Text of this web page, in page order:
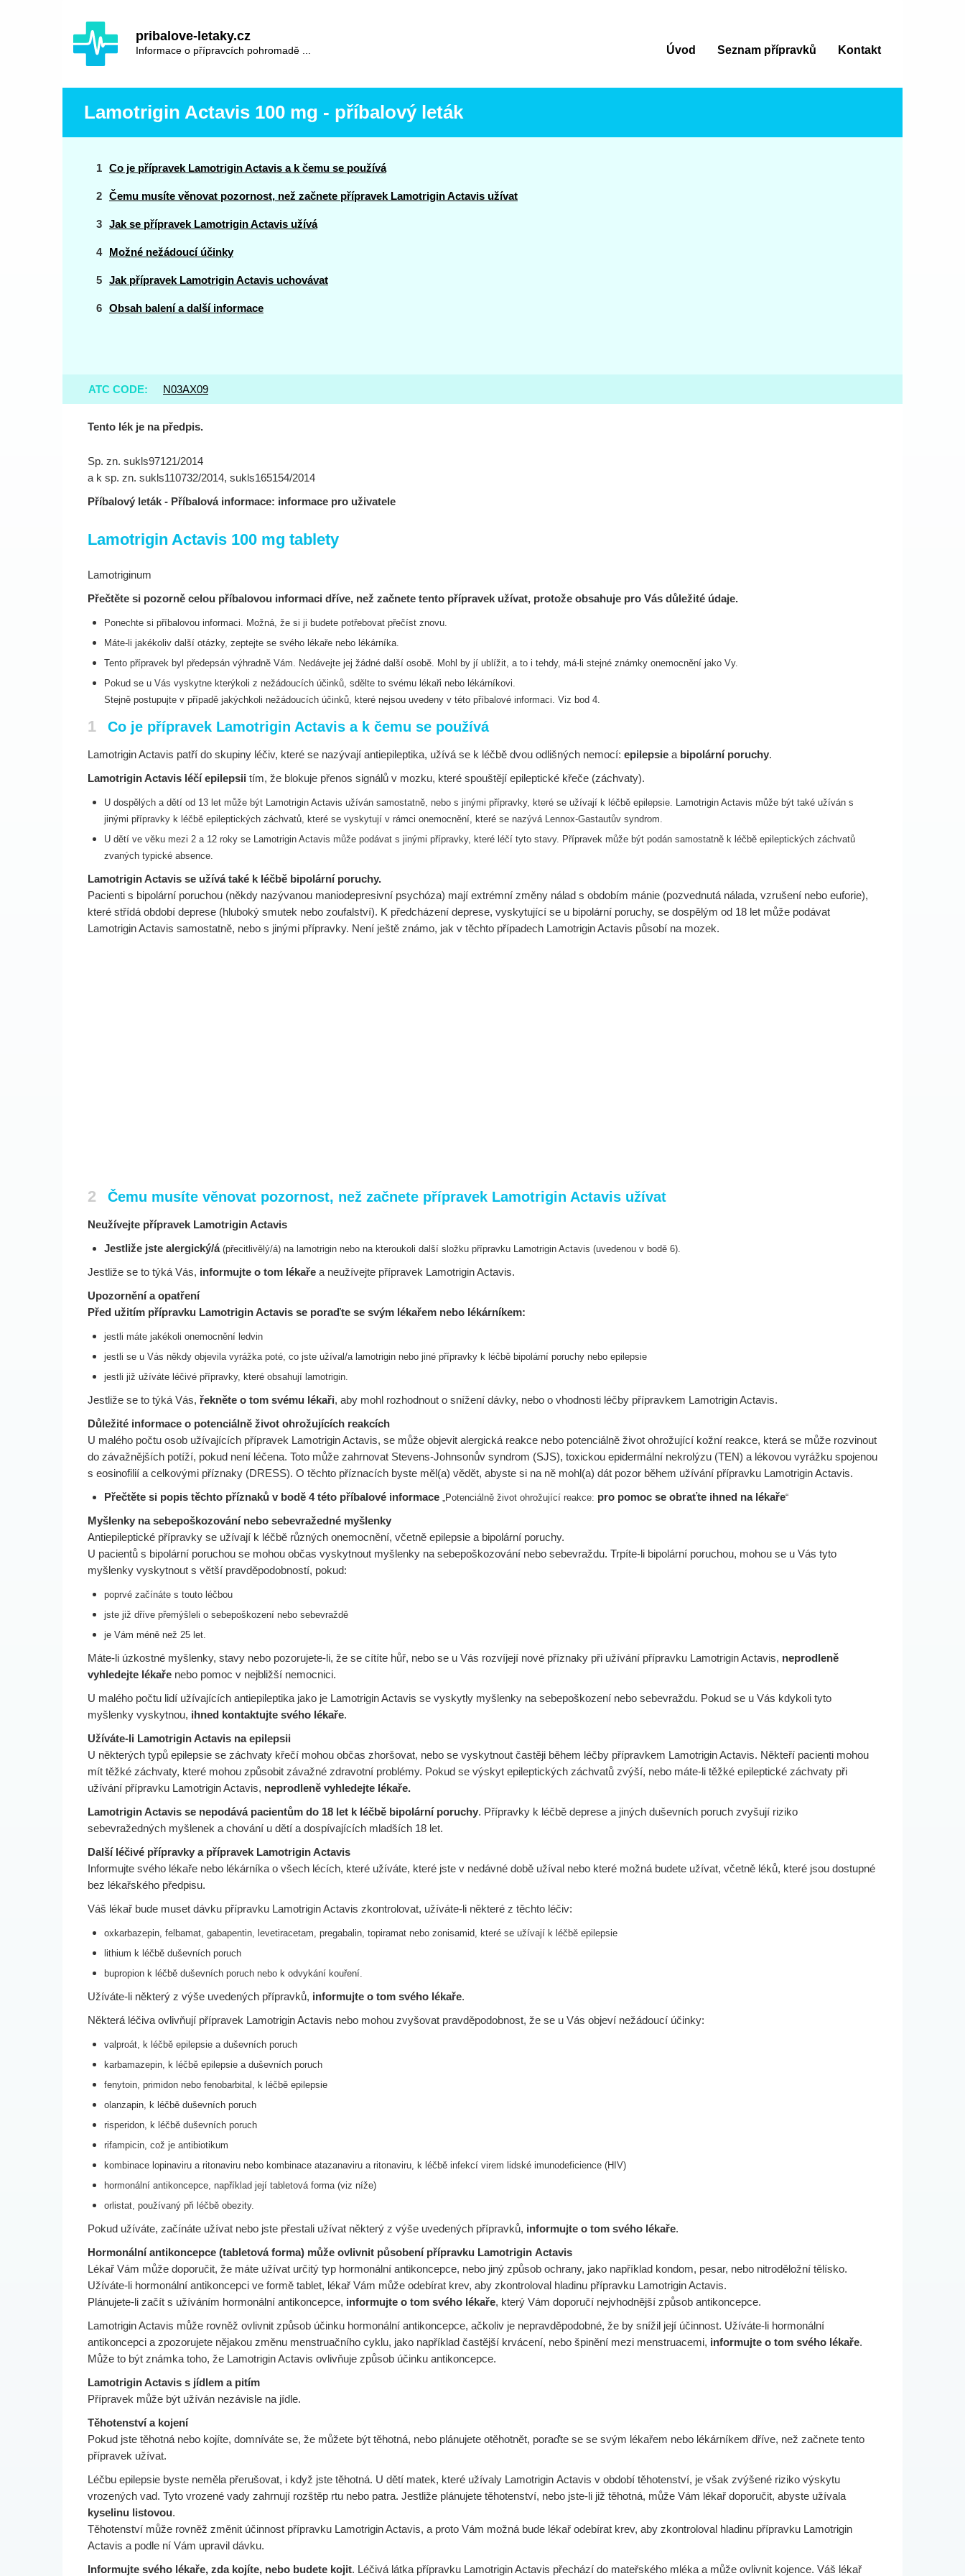
pribalove-letaky.cz
Informace o přípravcích pohromadě ...
Hlavní
navigace
Úvod Seznam přípravků Kontakt
Lamotrigin Actavis 100 mg - příbalový leták
Co je přípravek Lamotrigin Actavis a k čemu se používá
Čemu musíte věnovat pozornost, než začnete přípravek Lamotrigin Actavis užívat
Jak se přípravek Lamotrigin Actavis užívá
Možné nežádoucí účinky
Jak přípravek Lamotrigin Actavis uchovávat
Obsah balení a další informace
ATC CODE: N03AX09
Tento lék je na předpis.
Sp. zn. sukls97121/2014
a k sp. zn. sukls110732/2014, sukls165154/2014
Příbalový leták - Příbalová informace: informace pro uživatele
Lamotrigin Actavis 100 mg tablety
Lamotriginum
Přečtěte si pozorně celou příbalovou informaci dříve, než začnete tento přípravek užívat, protože obsahuje pro Vás důležité údaje.
Ponechte si příbalovou informaci. Možná, že si ji budete potřebovat přečíst znovu.
Máte-li jakékoliv další otázky, zeptejte se svého lékaře nebo lékárníka.
Tento přípravek byl předepsán výhradně Vám. Nedávejte jej žádné další osobě. Mohl by jí ublížit, a to i tehdy, má-li stejné známky onemocnění jako Vy.
Pokud se u Vás vyskytne kterýkoli z nežádoucích účinků, sdělte to svému lékaři nebo lékárníkovi.
Stejně postupujte v případě jakýchkoli nežádoucích účinků, které nejsou uvedeny v této příbalové informaci. Viz bod 4.
1 Co je přípravek Lamotrigin Actavis a k čemu se používá
Lamotrigin Actavis patří do skupiny léčiv, které se nazývají antiepileptika, užívá se k léčbě dvou odlišných nemocí: epilepsie a bipolární poruchy.
Lamotrigin Actavis léčí epilepsii tím, že blokuje přenos signálů v mozku, které spouštějí epileptické křeče (záchvaty).
U dospělých a dětí od 13 let může být Lamotrigin Actavis užíván samostatně, nebo s jinými přípravky, které se užívají k léčbě epilepsie. Lamotrigin Actavis může být také užíván s
jinými přípravky k léčbě epileptických záchvatů, které se vyskytují v rámci onemocnění, které se nazývá Lennox-Gastautův syndrom.
U dětí ve věku mezi 2 a 12 roky se Lamotrigin Actavis může podávat s jinými přípravky, které léčí tyto stavy. Přípravek může být podán samostatně k léčbě epileptických záchvatů
zvaných typické absence.
Lamotrigin Actavis se užívá také k léčbě bipolární poruchy.
Pacienti s bipolární poruchou (někdy nazývanou maniodepresivní psychóza) mají extrémní změny nálad s obdobím mánie (pozvednutá nálada, vzrušení nebo euforie),
které střídá období deprese (hluboký smutek nebo zoufalství). K předcházení deprese, vyskytující se u bipolární poruchy, se dospělým od 18 let může podávat
Lamotrigin Actavis samostatně, nebo s jinými přípravky. Není ještě známo, jak v těchto případech Lamotrigin Actavis působí na mozek.
2 Čemu musíte věnovat pozornost, než začnete přípravek Lamotrigin Actavis užívat
Neužívejte přípravek Lamotrigin Actavis
Jestliže jste alergický/á(přecitlivělý/á) na lamotrigin nebo na kteroukoli další složku přípravku Lamotrigin Actavis (uvedenou v bodě 6).
Jestliže se to týká Vás, informujte o tom lékaře a neužívejte přípravek Lamotrigin Actavis.
Upozornění a opatření
Před užitím přípravku Lamotrigin Actavis se poraďte se svým lékařem nebo lékárníkem:
jestli máte jakékoli onemocnění ledvin
jestli se u Vás někdy objevila vyrážka poté, co jste užíval/a lamotrigin nebo jiné přípravky k léčbě bipolární poruchy nebo epilepsie
jestli již užíváte léčivé přípravky, které obsahují lamotrigin.
Jestliže se to týká Vás, řekněte o tom svému lékaři, aby mohl rozhodnout o snížení dávky, nebo o vhodnosti léčby přípravkem Lamotrigin Actavis.
Důležité informace o potenciálně život ohrožujících reakcích
U malého počtu osob užívajících přípravek Lamotrigin Actavis, se může objevit alergická reakce nebo potenciálně život ohrožující kožní reakce, která se může rozvinout
do závažnějších potíží, pokud není léčena. Toto může zahrnovat Stevens-Johnsonův syndrom (SJS), toxickou epidermální nekrolýzu (TEN) a lékovou vyrážku spojenou
s eosinofilií a celkovými příznaky (DRESS). O těchto příznacích byste měl(a) vědět, abyste si na ně mohl(a) dát pozor během užívání přípravku Lamotrigin Actavis.
Přečtěte si popis těchto příznaků v bodě 4 této příbalové informace„Potenciálně život ohrožující reakce: pro pomoc se obraťte ihned na lékaře“
Myšlenky na sebepoškozování nebo sebevražedné myšlenky
Antiepileptické přípravky se užívají k léčbě různých onemocnění, včetně epilepsie a bipolární poruchy.
U pacientů s bipolární poruchou se mohou občas vyskytnout myšlenky na sebepoškozování nebo sebevraždu. Trpíte-li bipolární poruchou, mohou se u Vás tyto
myšlenky vyskytnout s větší pravděpodobností, pokud:
poprvé začínáte s touto léčbou
jste již dříve přemýšleli o sebepoškození nebo sebevraždě
je Vám méně než 25 let.
Máte-li úzkostné myšlenky, stavy nebo pozorujete-li, že se cítíte hůř, nebo se u Vás rozvíjejí nové příznaky při užívání přípravku Lamotrigin Actavis, neprodleně
vyhledejte lékaře nebo pomoc v nejbližší nemocnici.
U malého počtu lidí užívajících antiepileptika jako je Lamotrigin Actavis se vyskytly myšlenky na sebepoškození nebo sebevraždu. Pokud se u Vás kdykoli tyto
myšlenky vyskytnou, ihned kontaktujte svého lékaře.
Užíváte-li Lamotrigin Actavis na epilepsii
U některých typů epilepsie se záchvaty křečí mohou občas zhoršovat, nebo se vyskytnout častěji během léčby přípravkem Lamotrigin Actavis. Někteří pacienti mohou
mít těžké záchvaty, které mohou způsobit závažné zdravotní problémy. Pokud se výskyt epileptických záchvatů zvýší, nebo máte-li těžké epileptické záchvaty při
užívání přípravku Lamotrigin Actavis, neprodleně vyhledejte lékaře.
Lamotrigin Actavis se nepodává pacientům do 18 let k léčbě bipolární poruchy. Přípravky k léčbě deprese a jiných duševních poruch zvyšují riziko
sebevražedných myšlenek a chování u dětí a dospívajících mladších 18 let.
Další léčivé přípravky a přípravek Lamotrigin Actavis
Informujte svého lékaře nebo lékárníka o všech lécích, které užíváte, které jste v nedávné době užíval nebo které možná budete užívat, včetně léků, které jsou dostupné
bez lékařského předpisu.
Váš lékař bude muset dávku přípravku Lamotrigin Actavis zkontrolovat, užíváte-li některé z těchto léčiv:
oxkarbazepin, felbamat, gabapentin, levetiracetam, pregabalin, topiramat nebo zonisamid, které se užívají k léčbě epilepsie
lithium k léčbě duševních poruch
bupropion k léčbě duševních poruch nebo k odvykání kouření.
Užíváte-li některý z výše uvedených přípravků, informujte o tom svého lékaře.
Některá léčiva ovlivňují přípravek Lamotrigin Actavis nebo mohou zvyšovat pravděpodobnost, že se u Vás objeví nežádoucí účinky:
valproát, k léčbě epilepsie a duševních poruch
karbamazepin, k léčbě epilepsie a duševních poruch
fenytoin, primidon nebo fenobarbital, k léčbě epilepsie
olanzapin, k léčbě duševních poruch
risperidon, k léčbě duševních poruch
rifampicin, což je antibiotikum
kombinace lopinaviru a ritonaviru nebo kombinace atazanaviru a ritonaviru, k léčbě infekcí virem lidské imunodeficience (HIV)
hormonální antikoncepce, například její tabletová forma (viz níže)
orlistat, používaný při léčbě obezity.
Pokud užíváte, začínáte užívat nebo jste přestali užívat některý z výše uvedených přípravků, informujte o tom svého lékaře.
Hormonální antikoncepce (tabletová forma) může ovlivnit působení přípravku Lamotrigin Actavis
Lékař Vám může doporučit, že máte užívat určitý typ hormonální antikoncepce, nebo jiný způsob ochrany, jako například kondom, pesar, nebo nitroděložní tělísko.
Užíváte-li hormonální antikoncepci ve formě tablet, lékař Vám může odebírat krev, aby zkontroloval hladinu přípravku Lamotrigin Actavis.
Plánujete-li začít s užíváním hormonální antikoncepce, informujte o tom svého lékaře, který Vám doporučí nejvhodnější způsob antikoncepce.
Lamotrigin Actavis může rovněž ovlivnit způsob účinku hormonální antikoncepce, ačkoliv je nepravděpodobné, že by snížil její účinnost. Užíváte-li hormonální
antikoncepci a zpozorujete nějakou změnu menstruačního cyklu, jako například častější krvácení, nebo špinění mezi menstruacemi, informujte o tom svého lékaře.
Může to být známka toho, že Lamotrigin Actavis ovlivňuje způsob účinku antikoncepce.
Lamotrigin Actavis s jídlem a pitím
Přípravek může být užíván nezávisle na jídle.
Těhotenství a kojení
Pokud jste těhotná nebo kojíte, domníváte se, že můžete být těhotná, nebo plánujete otěhotnět, poraďte se se svým lékařem nebo lékárníkem dříve, než začnete tento
přípravek užívat.
Léčbu epilepsie byste neměla přerušovat, i když jste těhotná. U dětí matek, které užívaly Lamotrigin Actavis v období těhotenství, je však zvýšené riziko výskytu
vrozených vad. Tyto vrozené vady zahrnují rozštěp rtu nebo patra. Jestliže plánujete těhotenství, nebo jste-li již těhotná, může Vám lékař doporučit, abyste užívala
kyselinu listovou.
Těhotenství může rovněž změnit účinnost přípravku Lamotrigin Actavis, a proto Vám možná bude lékař odebírat krev, aby zkontroloval hladinu přípravku Lamotrigin
Actavis a podle ní Vám upravil dávku.
Informujte svého lékaře, zda kojíte, nebo budete kojit. Léčivá látka přípravku Lamotrigin Actavis přechází do mateřského mléka a může ovlivnit kojence. Váš lékař